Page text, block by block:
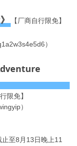
【厂商自行限免】
）
限免】
）
止至8月13日晚上11